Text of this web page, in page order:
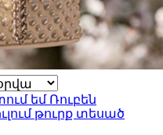
եմ Ռուբեն
թուրք տեսած